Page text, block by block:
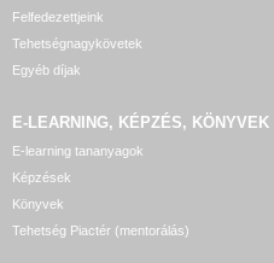
Felfedezettjeink
Tehetségnagykövetek
Egyéb díjak
E-LEARNING, KÉPZÉS, KÖNYVEK
E-learning tananyagok
Képzések
Könyvek
Tehetség Piactér (mentorálás)